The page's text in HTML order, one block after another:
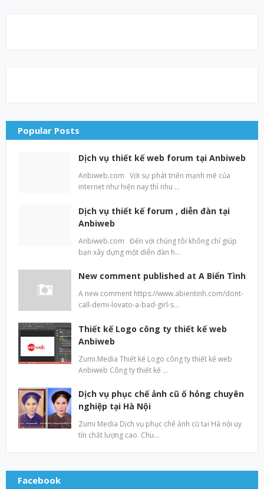
Popular Posts
Dịch vụ thiết kế web forum tại Anbiweb
Anbiweb.com Với sự phát triển mạnh mẽ của
internet như hiện nay thì nhu …
Dịch vụ thiết kế forum , diễn đàn tại
Anbiweb
Anbiweb.com Đến với chúng tôi không chỉ giúp
bạn xây dựng một diễn đàn h…
New comment published at A Biển Tình
A new comment https://www.abientinh.com/dont-
call-demi-lovato-a-bad-girl-s…
Thiết kế Logo công ty thiết kế web
Anbiweb
Zumi.Media Thiết kế Logo công ty thiết kế web
Anbiweb Công ty thiết kế …
Dịch vụ phục chế ảnh cũ ố hỏng chuyên
nghiệp tại Hà Nội
Zumi Media Dịch vụ phục chế ảnh cũ tại Hà nội uy
tín chất lượng cao. Chu…
Facebook